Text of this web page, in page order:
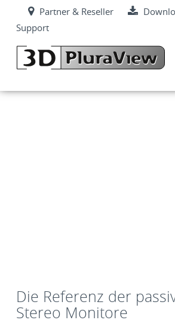
Partner & Reseller
Support
Die Referenz der
Stereo Monitore